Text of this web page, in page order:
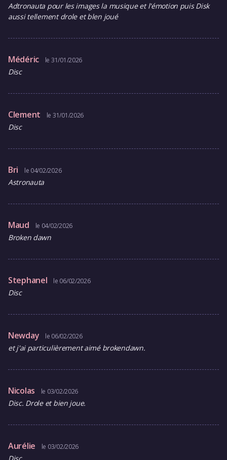
Adtronauta pour les images la musique et l'émotion puis Disk
aussi tellement drole et blen joué
Médéric le 31/01/2026
Disc
Clement le 31/01/2026
Disc
Bri le 04/02/2026
Astronauta
Maud le 04/02/2026
Broken dawn
Stephanel le 06/02/2026
Disc
Newday le 06/02/2026
et j'ai particulièrement aimé brokendawn.
Nicolas le 03/02/2026
Disc. Drole et bien joue.
Aurélie le 03/02/2026